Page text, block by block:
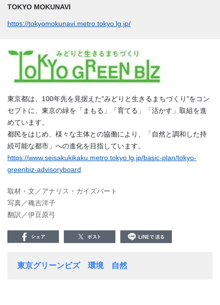
TOKYO MOKUNAVI
https://tokyomokunavi.metro.tokyo.lg.jp/
東京都は、100年先を見据えた"みどりと生きるまちづくり"をコン
セプトに、東京の緑を「まもる」「育てる」「活かす」取組を進
めています。
都民をはじめ、様々な主体との協働により、「自然と調和した持
続可能な都市」への進化を目指しています。
https://www.seisakukikaku.metro.tokyo.lg.jp/basic-plan/tokyo-
greenbiz-advisoryboard
取材・文／アナリス・ガイズバート
写真／穐吉洋子
翻訳／伊豆原弓
東京グリーンビズ 環境 自然